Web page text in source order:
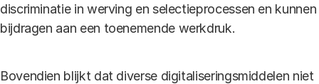
discriminatie in werving en selectieprocessen en kunnen
bijdragen aan een toenemende werkdruk.
Bovendien blijkt dat diverse digitaliseringsmiddelen niet